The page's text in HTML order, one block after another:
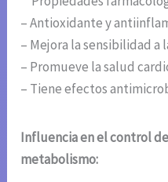
– Antioxidante y
– Mejora la sensibilidad a
– Promueve la salud
– Tiene efectos
Influencia en el control
metabolismo: